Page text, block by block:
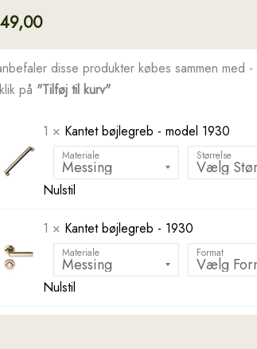
disse produkter købes sammen med
på "Tilføj til kurv"
1 × Kantet bøjlegreb - model 1930
Materiale Størrelse
Nulstil
1 × Kantet bøjlegreb - 1930
Materiale Format
Nulstil